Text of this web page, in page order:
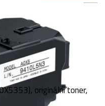
originální toner,